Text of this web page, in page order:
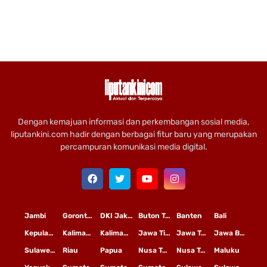
Dengan kemajuan informasi dan perkembangan sosial media,
liputankini.com hadir dengan berbagai fitur baru yang merupakan
percampuran komunikasi media digital.
Bali
Banten
Buton Tengah
DKI Jakarta
Gorontalo
Jambi
Jawa Barat
Jawa Tengah
Jawa Timur
Kalimantan Tengah
Kalimantan Timur
Kepulauan Riau
Maluku
Nusa Tenggara Barat
Nusa Tenggara Timur
Papua
Riau
Sulawesi Selatan